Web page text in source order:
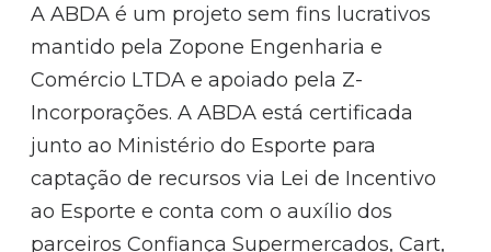
A ABDA é um projeto sem fins lucrativos
mantido pela Zopone Engenharia e
Comércio LTDA e apoiado pela Z-
Incorporações. A ABDA está certificada
junto ao Ministério do Esporte para
captação de recursos via Lei de Incentivo
ao Esporte e conta com o auxílio dos
parceiros Confiança Supermercados, Cart,